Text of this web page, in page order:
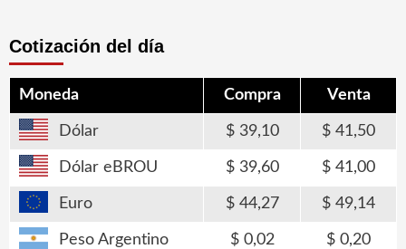
Cotización del día
Moneda Compra Venta
Dólar 39,10 41,50
Dólar eBROU 39,60 41,00
Euro 44,27 49,14
Peso Argentino 0,02 0,20